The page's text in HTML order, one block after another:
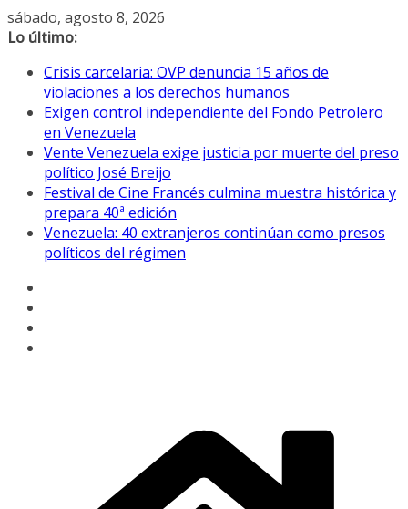
Saltar
al
sábado, agosto 8, 2026
Lo último:
Crisis carcelaria: OVP denuncia 15 años de
violaciones a los derechos humanos
Exigen control independiente del Fondo Petrolero
en Venezuela
Vente Venezuela exige justicia por muerte del preso
político José Breijo
Festival de Cine Francés culmina muestra histórica y
prepara 40ª edición
Venezuela: 40 extranjeros continúan como presos
políticos del régimen